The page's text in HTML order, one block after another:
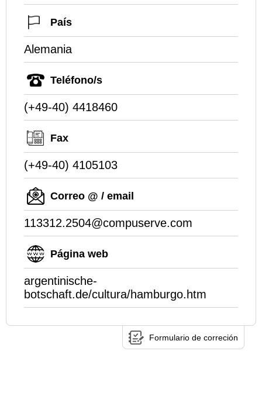
País
Alemania
Teléfono/s
(+49-40) 4418460
Fax
(+49-40) 4105103
Correo @ / email
113312.2504@compuserve.com
Página web
argentinische-
botschaft.de/cultura/hamburgo.htm
Formulario de correción